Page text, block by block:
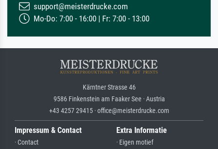
support@meisterdrucke.com
Mo-Do: 7:00 - 16:00 | Fr: 7:00 - 13:00
Kärntner Strasse 46
9586 Finkenstein am Faaker See · Austria
+43 4257 29415 · office@meisterdrucke.com
Impressum & Contact
· Contact
Extra Informatie
· Eigen motief